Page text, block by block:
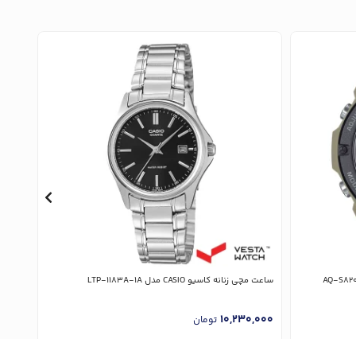
ساعت مچی زنانه کاسیو CASIO مدل LTP-1183A-1A
10,230,000 تومان